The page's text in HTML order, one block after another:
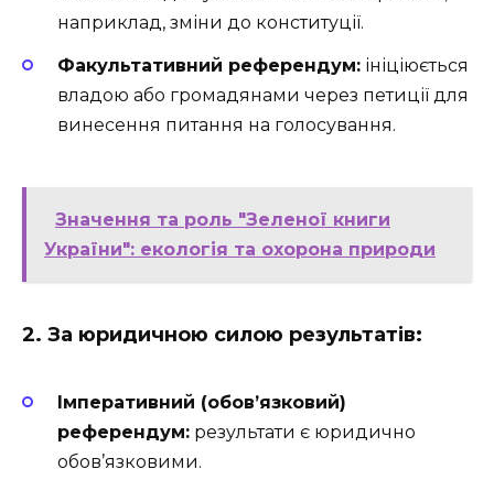
наприклад, зміни до конституції.
Факультативний референдум: ініціюється
владою або громадянами через петиції для
винесення питання на голосування.
Значення та роль "Зеленої книги
України": екологія та охорона природи
2. За юридичною силою результатів:
Імперативний (обов’язковий)
референдум: результати є юридично
обов’язковими.